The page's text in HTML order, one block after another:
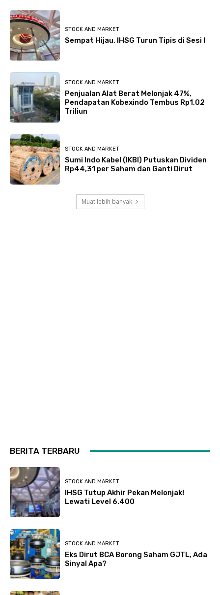
STOCK AND MARKET
Sempat Hijau, IHSG Turun Tipis di Sesi I
STOCK AND MARKET
Penjualan Alat Berat Melonjak 47%,
Pendapatan Kobexindo Tembus Rp1,02
Triliun
STOCK AND MARKET
Sumi Indo Kabel (IKBI) Putuskan Dividen
Rp44,31 per Saham dan Ganti Dirut
Muat lebih banyak
BERITA TERBARU
STOCK AND MARKET
IHSG Tutup Akhir Pekan Melonjak!
Lewati Level 6.400
STOCK AND MARKET
Eks Dirut BCA Borong Saham GJTL, Ada
Sinyal Apa?